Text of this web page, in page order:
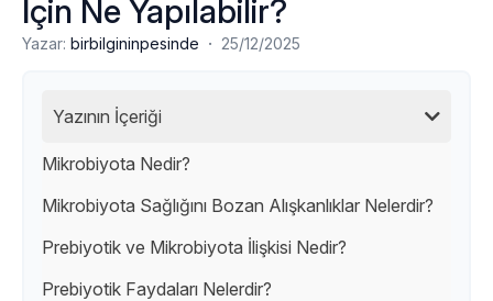
İçin Ne Yapılabilir?
Yazar: birbilgininpesinde · 25/12/2025
Yazının İçeriği
Mikrobiyota Nedir?
Mikrobiyota Sağlığını Bozan Alışkanlıklar Nelerdir?
Prebiyotik ve Mikrobiyota İlişkisi Nedir?
Prebiyotik Faydaları Nelerdir?